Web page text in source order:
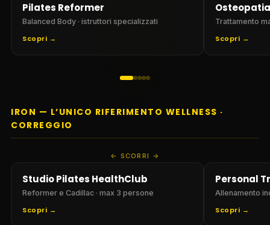
Pilates Reformer
Balanced Body · istruttori specializzati
Scopri →
Osteopatia
Trattamento
Scopri →
IRON — L’UNICO RIFERIMENTO WELLNESS ·
CORREGGIO
SCORRI
Studio Pilates HealthClub
Reformer e Cadillac · max 3 persone
Scopri →
Personal
Allenamento
Scopri →